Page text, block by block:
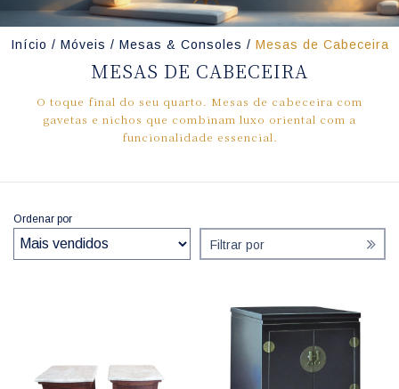
Início / Móveis / Mesas & Consoles / Mesas de Cabeceira
MESAS DE CABECEIRA
O toque final do seu quarto. Mesas de cabeceira com
gavetas e nichos que combinam luxo oriental com a
funcionalidade essencial.
Ordenar por
Filtrar por